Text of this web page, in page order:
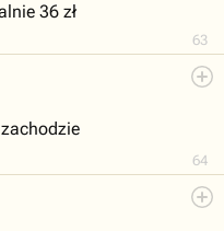
63
36 zł
64